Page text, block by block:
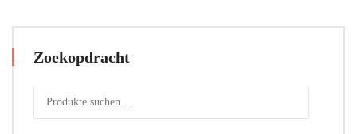
Zoekopdracht